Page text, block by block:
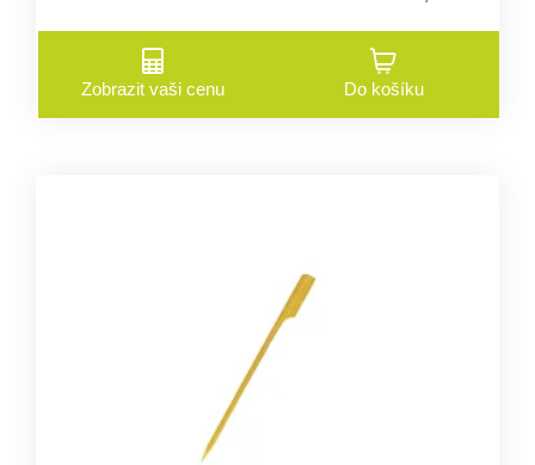
Zobrazit vaši cenu Do košíku